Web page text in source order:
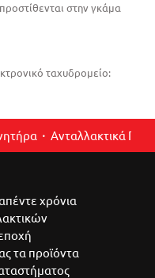
στην γκάμα
ταχυδρομείο:
Ανταλλακτικά
χρόνια
τα προϊόντα